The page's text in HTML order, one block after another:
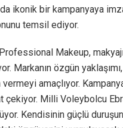
ikonik bir kampanyaya
temsil ediyor.
Makeup,
Markanın özgün
vermeyi amaçlıyor.
çekiyor. Milli Voleybolcu
Kendisinin güçlü